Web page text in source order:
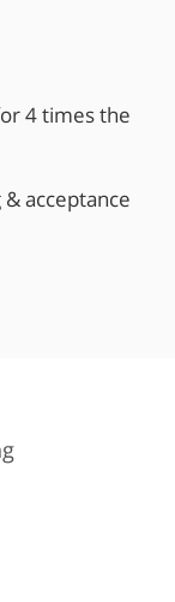
4 times the
acceptance